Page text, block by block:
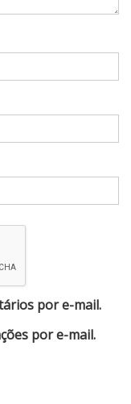
por e-mail.
por e-mail.